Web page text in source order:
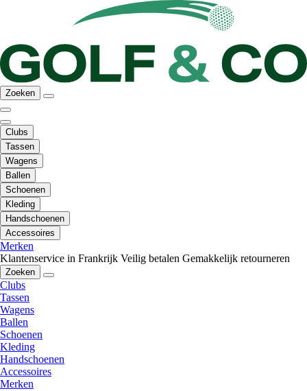
Zoeken
Clubs
Tassen
Wagens
Ballen
Schoenen
Kleding
Handschoenen
Accessoires
Merken
Klantenservice in Frankrijk Veilig betalen Gemakkelijk retourneren
Zoeken
Clubs
Tassen
Wagens
Ballen
Schoenen
Kleding
Handschoenen
Accessoires
Merken